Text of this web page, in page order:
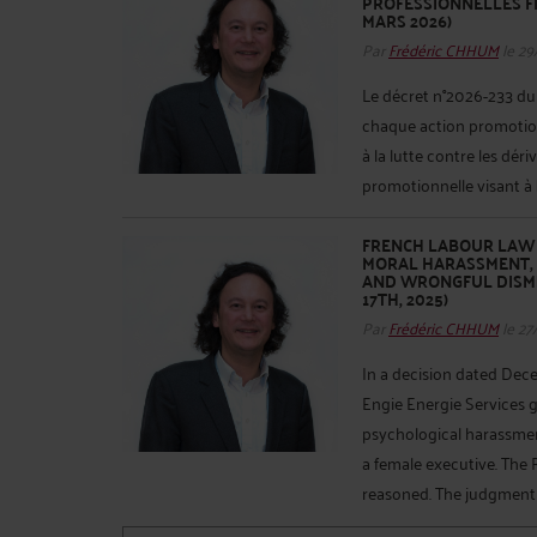
MARS 2026)
Par Frédéric CHHUMle
Le décret n°2026-233
chaque action
à la lutte contre les
promotionnelle visant à
FRENCH LABOUR
MORAL
AND WRONGFUL
17TH, 2025)
Par Frédéric CHHUMle
In a decision dated
Engie Energie
psychological
a female executive.
reasoned. The